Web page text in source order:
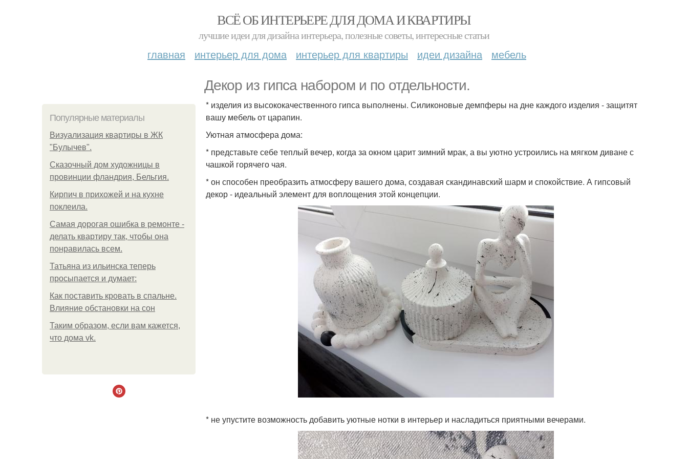
ВСЁ ОБ ИНТЕРЬЕРЕ ДЛЯ ДОМА И КВАРТИРЫ
лучшие идеи для дизайна интерьера, полезные советы, интересные статьи
главная интерьер для дома интерьер для квартиры идеи дизайна мебель
Декор из гипса набором и по отдельности.
Популярные материалы
Визуализация квартиры в ЖК
"Булычев".
Сказочный дом художницы в
провинции фландрия, Бельгия.
Кирпич в прихожей и на кухне
поклеила.
Самая дорогая ошибка в ремонте -
делать квартиру так, чтобы она
понравилась всем.
Татьяна из ильинска теперь
просыпается и думает:
Как поставить кровать в спальне.
Влияние обстановки на сон
Таким образом, если вам кажется,
что дома vk.
* изделия из высококачественного гипса выполнены. Силиконовые демпферы на дне каждого изделия - защитят
вашу мебель от царапин.
Уютная атмосфера дома:
* представьте себе теплый вечер, когда за окном царит зимний мрак, а вы уютно устроились на мягком диване с
чашкой горячего чая.
* он способен преобразить атмосферу вашего дома, создавая скандинавский шарм и спокойствие. А гипсовый
декор - идеальный элемент для воплощения этой концепции.
* не упустите возможность добавить уютные нотки в интерьер и насладиться приятными вечерами.